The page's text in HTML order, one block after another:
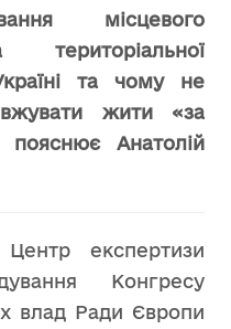
місцевого
та чому не
жити «за
Анатолій
експертизи
Конгресу
влад Ради Європи